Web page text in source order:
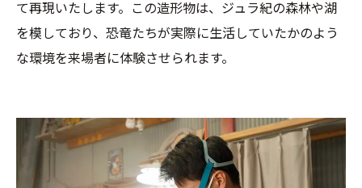
て再現いたします。この造形物は、ジュラ紀の森林や湖
を模しており、恐竜たちが実際に生活していたかのよう
な環境を来場者に体験させられます。